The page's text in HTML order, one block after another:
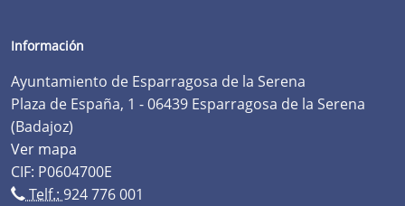
Información
Ayuntamiento de Esparragosa de la Serena
Plaza de España, 1 - 06439 Esparragosa de la Serena
(Badajoz)
Ver mapa
CIF: P0604700E
Telf.: 924 776 001